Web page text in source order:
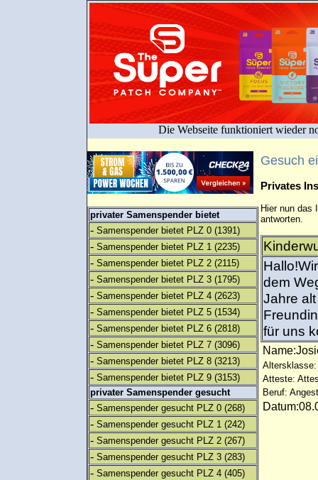
Die Webseite funktioniert wieder
privater Samenspender bietet
- Samenspender bietet PLZ 0 (1391)
- Samenspender bietet PLZ 1 (2235)
- Samenspender bietet PLZ 2 (2115)
- Samenspender bietet PLZ 3 (1795)
- Samenspender bietet PLZ 4 (2623)
- Samenspender bietet PLZ 5 (1534)
- Samenspender bietet PLZ 6 (2818)
- Samenspender bietet PLZ 7 (3096)
- Samenspender bietet PLZ 8 (3213)
- Samenspender bietet PLZ 9 (3153)
privater Samenspender gesucht
- Samenspender gesucht PLZ 0 (268)
- Samenspender gesucht PLZ 1 (242)
- Samenspender gesucht PLZ 2 (267)
- Samenspender gesucht PLZ 3 (283)
- Samenspender gesucht PLZ 4 (405)
Gesuch
Privates
Hier nun das
antworten.
dem
Jahre
für uns
Altersklasse:
Atteste:
Beruf: